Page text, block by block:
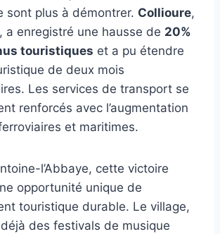
sont plus à démontrer. Collioure,
a enregistré une hausse de 20%
touristiques et a pu étendre
de deux mois
Les services de transport se
renforcés avec l’augmentation
et maritimes.
l’Abbaye, cette victoire
opportunité unique de
touristique durable. Le village,
des festivals de musique